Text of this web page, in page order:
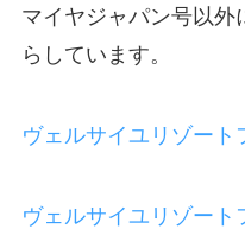
マイヤジャパン号以外
らしています。
ヴェルサイユリゾート
ヴェルサイユリゾート